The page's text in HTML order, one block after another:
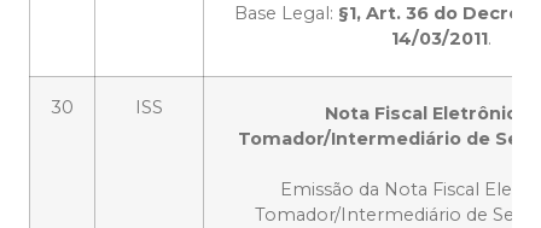
Base Legal: §1, Art. 36 do Decreto
14/03/2011.
30 ISS
Nota Fiscal Eletrônica
Tomador/Intermediário de
Emissão da Nota Fiscal
Tomador/Intermediário de